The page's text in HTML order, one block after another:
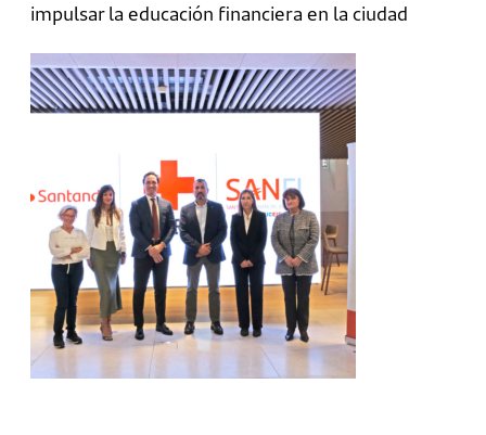
impulsar la educación financiera en la ciudad